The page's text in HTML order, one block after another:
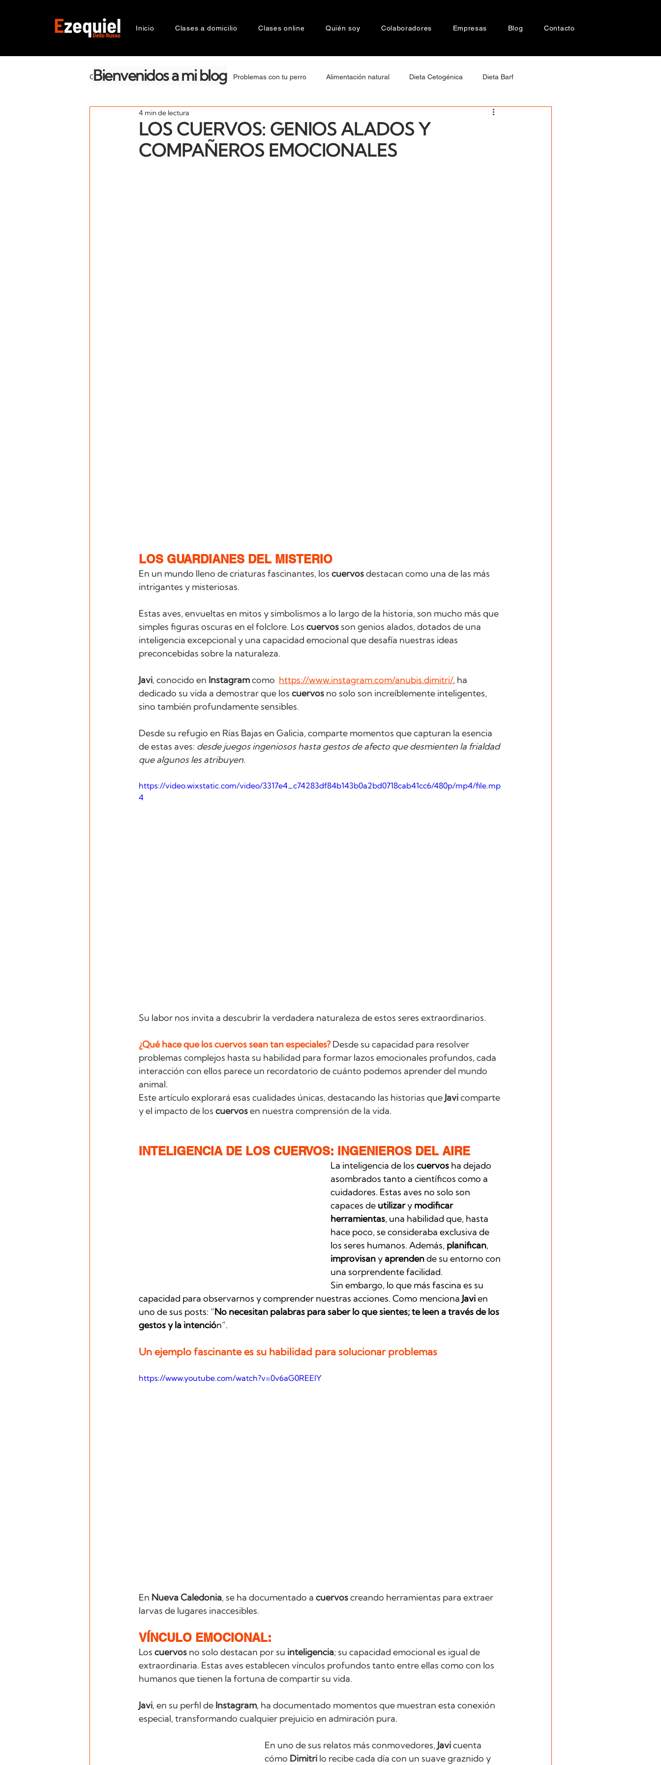
Inicio Clases a domicilio Clases online Quién soy Colaboradores Empresas Blog Contacto
CATEGORIAS La salud emocional Problemas con tu perro Alimentación natural Dieta Cetogénica Dieta Barf
Génetica
Suplementos Zooantropología Socialización Agresividad
LOS CUERVOS: GENIOS ALADOS Y
COMPAÑEROS EMOCIONALES
4 min de lectura
LOS GUARDIANES DEL MISTERIO
En un mundo lleno de criaturas fascinantes, los cuervos destacan como una de las más
intrigantes y misteriosas.
Estas aves, envueltas en mitos y simbolismos a lo largo de la historia, son mucho más que
simples figuras oscuras en el folclore. Los cuervos son genios alados, dotados de una
inteligencia excepcional y una capacidad emocional que desafía nuestras ideas
preconcebidas sobre la naturaleza.
Javi, conocido en Instagram como https://www.instagram.com/anubis.dimitri/, ha
dedicado su vida a demostrar que los cuervos no solo son increíblemente inteligentes,
sino también profundamente sensibles.
Desde su refugio en Rías Bajas en Galicia, comparte momentos que capturan la esencia
de estas aves: desde juegos ingeniosos hasta gestos de afecto que desmienten la frialdad
que algunos les atribuyen.
https://video.wixstatic.com/video/3317e4_c74283df84b143b0a2bd0718cab41cc6/480p/mp4/file.mp
4
Su labor nos invita a descubrir la verdadera naturaleza de estos seres extraordinarios.
¿Qué hace que los cuervos sean tan especiales? Desde su capacidad para resolver
problemas complejos hasta su habilidad para formar lazos emocionales profundos, cada
interacción con ellos parece un recordatorio de cuánto podemos aprender del mundo
animal.
Este artículo explorará esas cualidades únicas, destacando las historias que Javi comparte
y el impacto de los cuervos en nuestra comprensión de la vida.
INTELIGENCIA DE LOS CUERVOS: INGENIEROS DEL AIRE
La inteligencia de los cuervos ha dejado
asombrados tanto a científicos como a
cuidadores. Estas aves no solo son
capaces de utilizar y modificar
herramientas, una habilidad que, hasta
hace poco, se consideraba exclusiva de
los seres humanos. Además, planifican,
improvisan y aprenden de su entorno con
una sorprendente facilidad.
Sin embargo, lo que más fascina es su
capacidad para observarnos y comprender nuestras acciones. Como menciona Javi en
uno de sus posts: “No necesitan palabras para saber lo que sientes; te leen a través de los
gestos y la intención”.
Un ejemplo fascinante es su habilidad para solucionar problemas
https://www.youtube.com/watch?v=0v6aG0REEIY
En Nueva Caledonia, se ha documentado a cuervos creando herramientas para extraer
larvas de lugares inaccesibles.
VÍNCULO EMOCIONAL:
Los cuervos no solo destacan por su inteligencia; su capacidad emocional es igual de
extraordinaria. Estas aves establecen vínculos profundos tanto entre ellas como con los
humanos que tienen la fortuna de compartir su vida.
Javi, en su perfil de Instagram, ha documentado momentos que muestran esta conexión
especial, transformando cualquier prejuicio en admiración pura.
En uno de sus relatos más conmovedores, Javi cuenta
cómo Dimitri lo recibe cada día con un suave graznido y
Bienvenidos a mi blog